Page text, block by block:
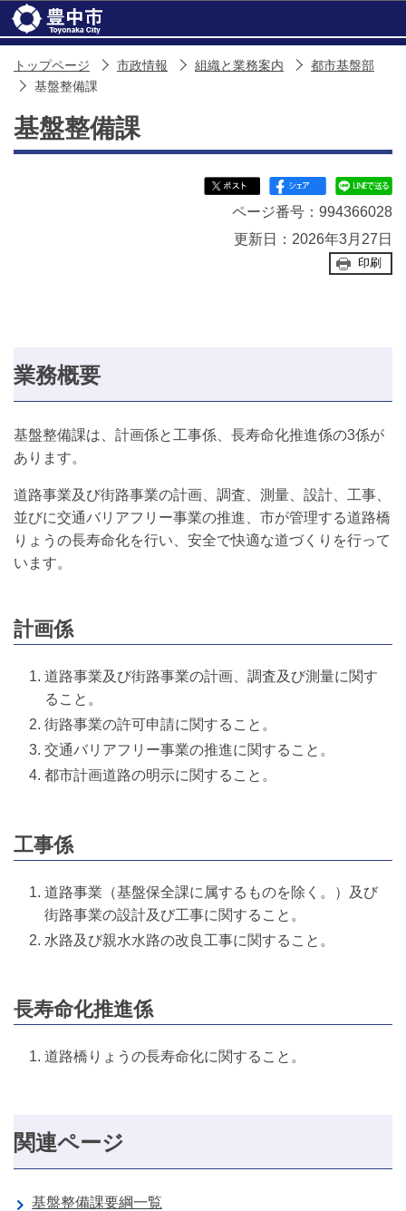
トップページ 市政情報 組織と業務案内
都市基盤部
基盤整備課
基盤整備課
ページ番号：994366028
更新日：2026年3月27日
印刷
業務概要
基盤整備課は、計画係と工事係、長寿命化推進係の3係が
あります。
道路事業及び街路事業の計画、調査、測量、設計、工事、
並びに交通バリアフリー事業の推進、市が管理する道路橋
りょうの長寿命化を行い、安全で快適な道づくりを行って
います。
計画係
道路事業及び街路事業の計画、調査及び測量に関す
ること。
街路事業の許可申請に関すること。
交通バリアフリー事業の推進に関すること。
都市計画道路の明示に関すること。
工事係
道路事業（基盤保全課に属するものを除く。）及び
街路事業の設計及び工事に関すること。
水路及び親水水路の改良工事に関すること。
長寿命化推進係
道路橋りょうの長寿命化に関すること。
関連ページ
基盤整備課要綱一覧